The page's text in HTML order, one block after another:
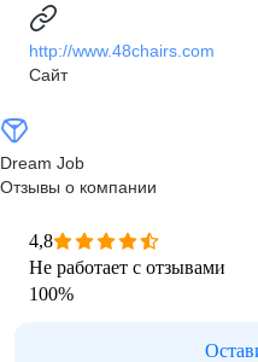
http://www.48chairs.com
Сайт
Dream Job
Отзывы о компании
4,8
Не работает с отзывами
100%